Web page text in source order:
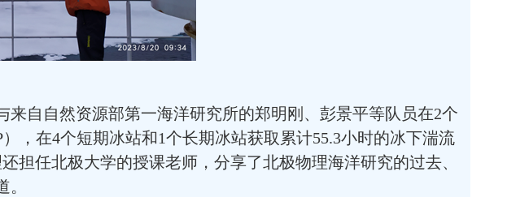
自自然资源部第一海洋研究所的郑明刚、彭景平等队员在2个
，在4个短期冰站和1个长期冰站获取累计55.3小时的冰下湍流
担任北极大学的授课老师，分享了北极物理海洋研究的过去、